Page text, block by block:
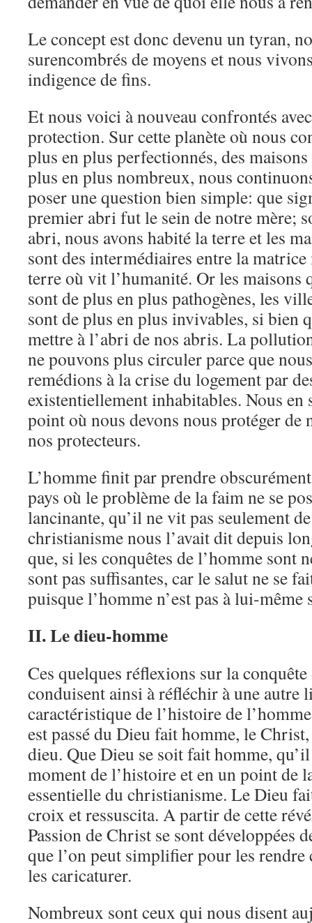
Le concept est donc devenu un tyran,
surencombrés de moyens et nous
indigence de fins.
Et nous voici à nouveau confrontés
protection. Sur cette planète où nous
plus en plus perfectionnés, des
plus en plus nombreux, nous
poser une question bien simple: que
premier abri fut le sein de notre mère;
abri, nous avons habité la terre et les
sont des intermédiaires entre la
terre où vit l’humanité. Or les maisons
sont de plus en plus pathogènes, les
sont de plus en plus invivables, si bien
mettre à l’abri de nos abris. La
ne pouvons plus circuler parce que
remédions à la crise du logement par
existentiellement inhabitables. Nous en
point où nous devons nous protéger de
nos protecteurs.
L’homme finit par prendre
pays où le problème de la faim ne se
lancinante, qu’il ne vit pas seulement
christianisme nous l’avait dit depuis
que, si les conquêtes de l’homme sont
sont pas suffisantes, car le salut ne se
puisque l’homme n’est pas à lui-
II. Le dieu-homme
Ces quelques réflexions sur la
conduisent ainsi à réfléchir à une autre
caractéristique de l’histoire de
est passé du Dieu fait homme, le
dieu. Que Dieu se soit fait homme,
moment de l’histoire et en un point de
essentielle du christianisme. Le Dieu
croix et ressuscita. A partir de cette
Passion de Christ se sont développées
que l’on peut simplifier pour les rendre
les caricaturer.
Nombreux sont ceux qui nous disent